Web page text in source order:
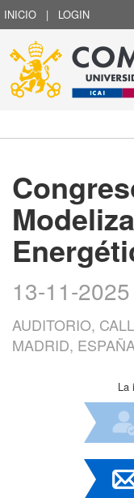
INICIO | LOGIN
13-11-
AUDITORIO,
MADRID, ESPAÑA
La